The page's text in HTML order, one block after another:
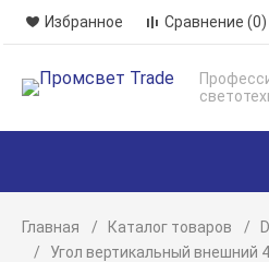
Избранное Сравнение (0)
Главная Каталог товаров
Угол вертикальный внешний